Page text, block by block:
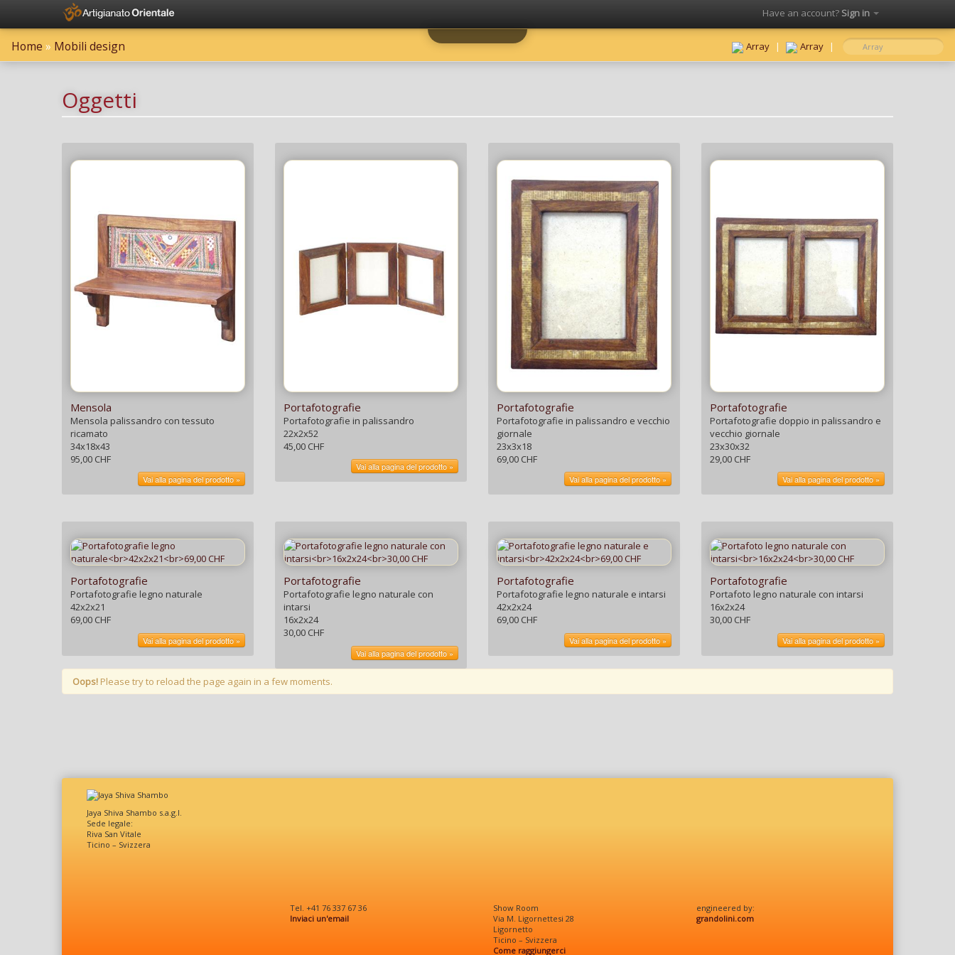
Have an account? Sign in
Click here to sign in
Oggetti
Mensola
Mensola palissandro con tessuto
ricamato
34x18x43
95,00 CHF
Vai alla pagina del prodotto »
Portafotografie
Portafotografie in palissandro
22x2x52
45,00 CHF
Vai alla pagina del prodotto »
Portafotografie
Portafotografie in palissandro e vecchio
giornale
23x3x18
69,00 CHF
Vai alla pagina del prodotto »
Portafotografie
Portafotografie doppio in palissandro e
vecchio giornale
23x30x32
29,00 CHF
Vai alla pagina del prodotto »
Portafotografie
Portafotografie legno naturale
42x2x21
69,00 CHF
Vai alla pagina del prodotto »
Portafotografie
Portafotografie legno naturale con
intarsi
16x2x24
30,00 CHF
Vai alla pagina del prodotto »
Portafotografie
Portafotografie legno naturale e intarsi
42x2x24
69,00 CHF
Vai alla pagina del prodotto »
Portafotografie
Portafoto legno naturale con intarsi
16x2x24
30,00 CHF
Vai alla pagina del prodotto »
Oops! Please try to reload the page again in a few moments.
Home » Mobili design Array | Array |
Jaya Shiva Shambo s.a.g.l.
Sede legale:
Riva San Vitale
Ticino – Svizzera
Tel. +41 76 337 67 36
Inviaci un'email
Show Room
Via M. Ligornettesi 28
Ligornetto
Ticino – Svizzera
Come raggiungerci
engineered by:
grandolini.com